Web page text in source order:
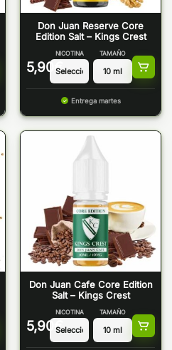
Don Juan Reserve Core
Edition Salt – Kings Crest
5,90 €
NICOTINA TAMAÑO
Entrega martes
Don Juan Cafe Core Edition
Salt – Kings Crest
5,90 €
NICOTINA TAMAÑO